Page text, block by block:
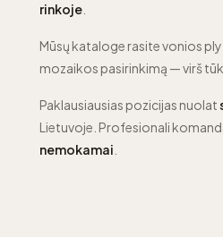
rinkoje
Mūsų kataloge rasite vonios
mozaikos pasirinkimą — virš
Paklausiausias pozicijas nuolat
Lietuvoje. Profesionali
nemokamai